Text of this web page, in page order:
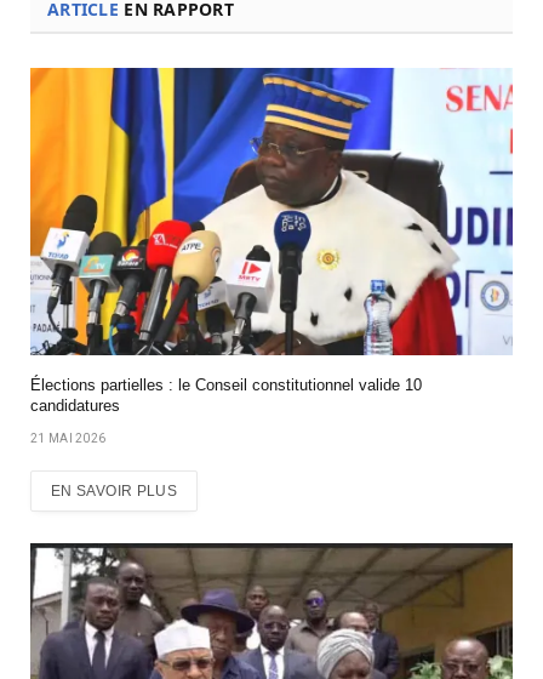
ARTICLE EN RAPPORT
Élections partielles : le Conseil constitutionnel valide 10
candidatures
21 MAI 2026
EN SAVOIR PLUS